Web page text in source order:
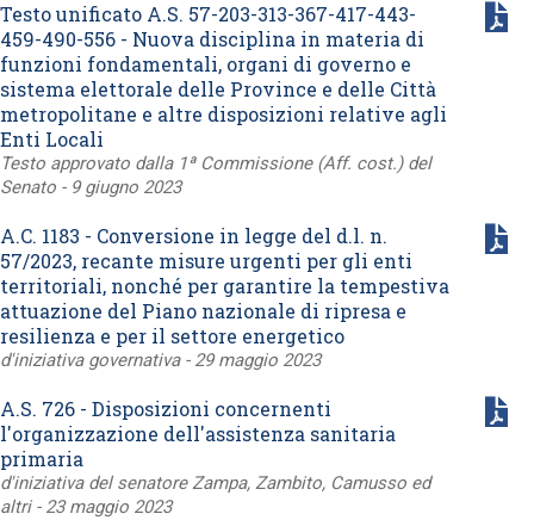
Testo unificato A.S. 57-203-313-367-417-443-
459-490-556 - Nuova disciplina in materia di
funzioni fondamentali, organi di governo e
sistema elettorale delle Province e delle Città
metropolitane e altre disposizioni relative agli
Enti Locali
Testo approvato dalla 1ª Commissione (Aff. cost.) del
Senato - 9 giugno 2023
A.C. 1183 - Conversione in legge del d.l. n.
57/2023, recante misure urgenti per gli enti
territoriali, nonché per garantire la tempestiva
attuazione del Piano nazionale di ripresa e
resilienza e per il settore energetico
d'iniziativa governativa - 29 maggio 2023
A.S. 726 - Disposizioni concernenti
l'organizzazione dell'assistenza sanitaria
primaria
d'iniziativa del senatore Zampa, Zambito, Camusso ed
altri - 23 maggio 2023